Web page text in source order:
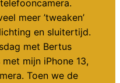
meer ’tweaken’
en sluitertijd.
met Bertus
mijn iPhone 13,
Toen we de